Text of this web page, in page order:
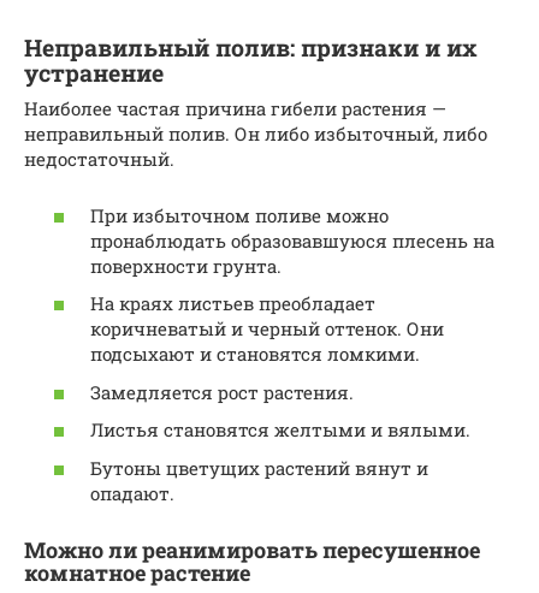
Неправильный полив: признаки и их
устранение
Наиболее частая причина гибели растения —
неправильный полив. Он либо избыточный, либо
недостаточный.
При избыточном поливе можно
пронаблюдать образовавшуюся плесень на
поверхности грунта.
На краях листьев преобладает
коричневатый и черный оттенок. Они
подсыхают и становятся ломкими.
Замедляется рост растения.
Листья становятся желтыми и вялыми.
Бутоны цветущих растений вянут и
опадают.
Можно ли реанимировать пересушенное
комнатное растение